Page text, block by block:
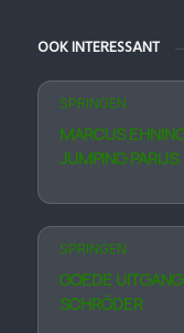
OOK INTERESSANT
SPRINGEN
MARCUS
JUMPING PARIJS
SPRINGEN
GOEDE
SCHRÖDER